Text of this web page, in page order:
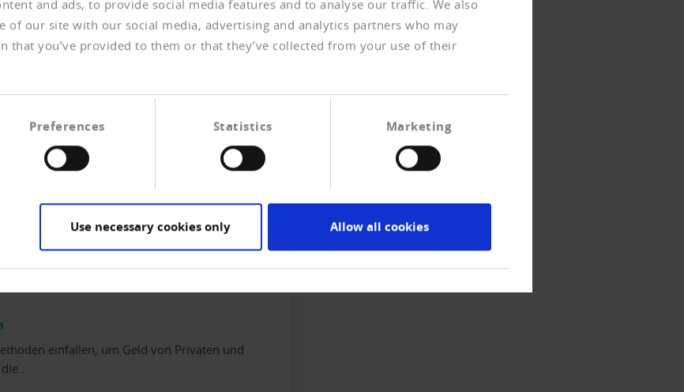
and ads, to provide social media features and to analyse our traffic. We also
of our site with our social media, advertising and analytics partners who may
you’ve provided to them or that they’ve collected from your use of their
Preferences Statistics Marketing
Use necessary cookies only Allow all cookies
Bevölkerung, zählen laut Bundesamt für
Wert…
im Nahen Osten bremst die leichte Erholung
einfallen, um Geld von Privaten und